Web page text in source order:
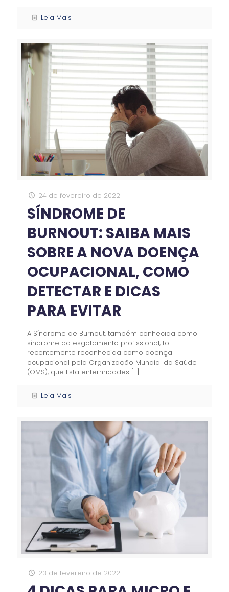
Leia Mais
24 de fevereiro de 2022
SÍNDROME DE
BURNOUT: SAIBA MAIS
SOBRE A NOVA DOENÇA
OCUPACIONAL, COMO
DETECTAR E DICAS
PARA EVITAR
A Síndrome de Burnout, também conhecida como
síndrome do esgotamento profissional, foi
recentemente reconhecida como doença
ocupacional pela Organização Mundial da Saúde
(OMS), que lista enfermidades […]
Leia Mais
23 de fevereiro de 2022